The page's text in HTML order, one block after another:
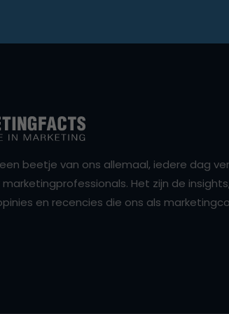
beetje van ons allemaal, iedere dag
Het zijn de insights,
en recencies die ons als